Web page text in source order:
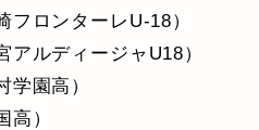
フロンターレU-18）
アルディージャU18）
学園高）
高）